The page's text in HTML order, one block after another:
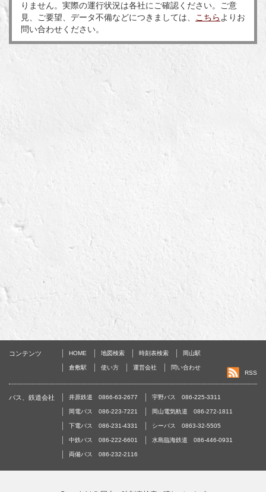
りません。実際の運行状況は各社にご確認ください。ご意
見、ご要望、データ不備などにつきましては、
こちら よりお
問い合わせください。
コンテンツ HOME 地図検索 時刻表検索 岡山駅
倉敷駅 使い方 運営会社
問い合わせ
RSS
バス、鉄道会社 井原鉄道 0866-63-2677 宇野バス 086-225-3311
岡電バス 086-223-7221 岡山電気軌道 086-272-1811
下電バス 086-231-4331 シーバス 0863-32-5505
中鉄バス 086-222-6601 水島臨海鉄道 086-446-0931
両備バス 086-232-2116